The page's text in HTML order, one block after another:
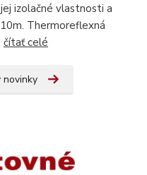
izolačné vlastnosti a
Thermoreflexná
čítať celé
novinky